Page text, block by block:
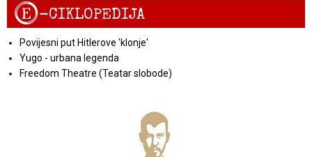
E-CIKLOPEDIJA
Povijesni put Hitlerove 'klonje'
Yugo - urbana legenda
Freedom Theatre (Teatar slobode)